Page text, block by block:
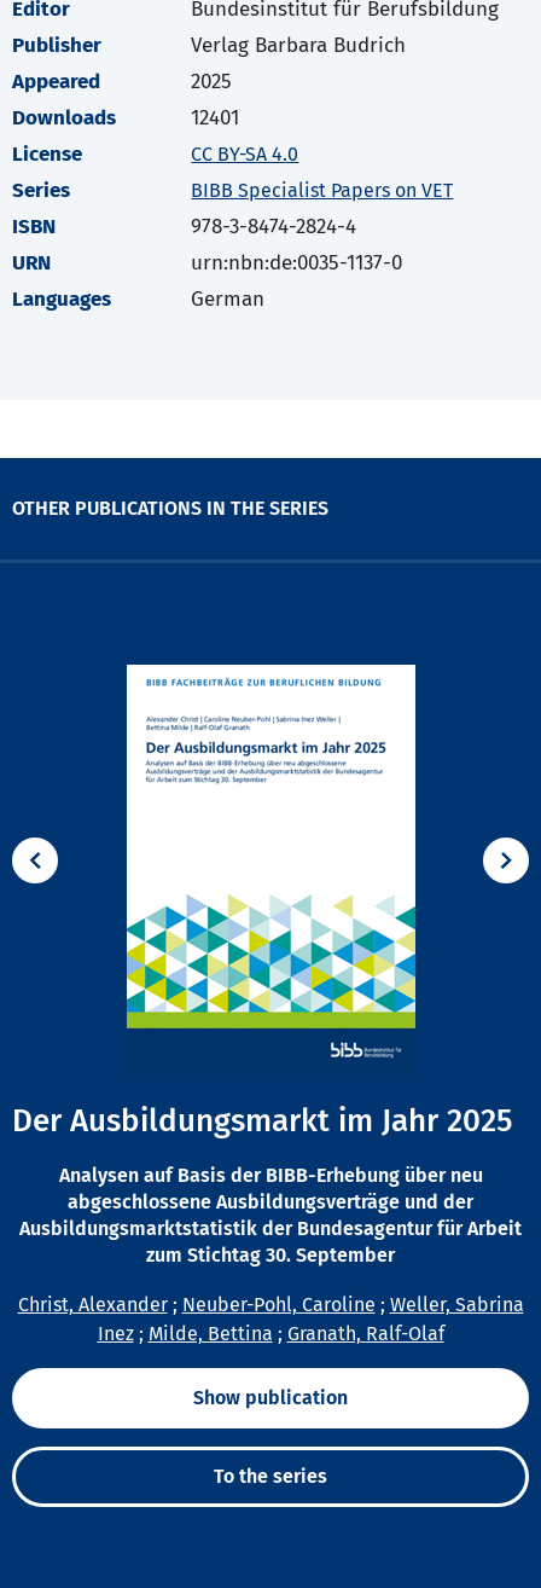
Editor
Bundesinstitut für Berufsbildung
Publisher
Verlag Barbara Budrich
Appeared
2025
Downloads
12401
License
CC BY-SA 4.0
Series BIBB Specialist Papers on VET
ISBN
978-3-8474-2824-4
URN
urn:nbn:de:0035-1137-0
Languages
German
OTHER PUBLICATIONS IN THE SERIES
Der Ausbildungsmarkt im Jahr 2025
Analysen auf Basis der BIBB-Erhebung über neu
abgeschlossene Ausbildungsverträge und der
Ausbildungsmarktstatistik der Bundesagentur für Arbeit
zum Stichtag 30. September
Christ, Alexander; Neuber-Pohl, Caroline ; Weller, Sabrina
Inez; Milde, Bettina ; Granath, Ralf-Olaf
Show publication
To the series